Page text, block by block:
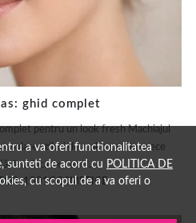
a va oferi functionalitatea
sunteti de acord cu POLITICA DE
cu scopul de a va oferi o
ghid complet
pentru un look fresh Machiajul
stiluri de make-up deoarece
să încarce tenul....
1001COSMETICE